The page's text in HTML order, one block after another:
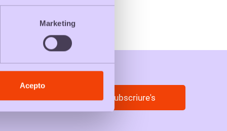
Marketing
Acepto
Subscriure's